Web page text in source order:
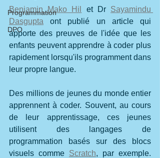
Programmation
DPO
Benjamin Mako Hil et Dr Sayamindu
Dasgupta ont publié un article qui
apporte des preuves de l'idée que les
enfants peuvent apprendre à coder plus
rapidement lorsqu'ils programment dans
leur propre langue.
Des millions de jeunes du monde entier
apprennent à coder. Souvent, au cours
de leur apprentissage, ces jeunes
utilisent des langages de
programmation basés sur des blocs
visuels comme Scratch, par exemple.